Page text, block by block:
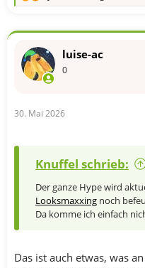
k
o
:
luise-ac
0
30. Mai 2026
Knuffel schrieb:
Der ganze Hype wird
Looksmaxxing noch
Da komme ich einfach
Das ist auch etwas, was